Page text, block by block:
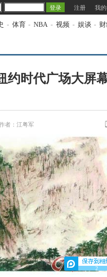
注册 我
- 体育 - NBA - 视频 - 娱谈 -
约时代广场大屏
者：江粤军
2